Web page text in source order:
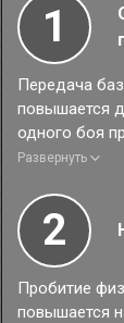
1
Передача
повышается
одного боя
значение на
персонажа
Развернуть
2
Пробитие
повышается